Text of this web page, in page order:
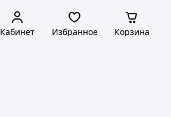
Кабинет Избранное Корзина